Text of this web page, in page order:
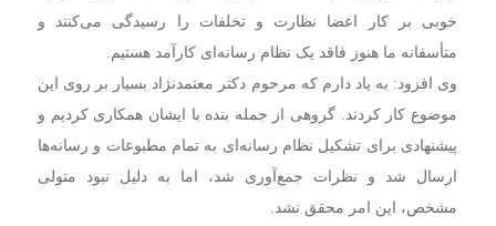
خوبی بر کار اعضا نظارت و تخلفات را رسیدگی می‌کنند و
متأسفانه ما هنوز فاقد یک نظام رسانه‌ای کارآمد هستیم.
وی افزود: به یاد دارم که مرحوم دکتر معتمدنژاد بسیار بر روی این
موضوع کار کردند. گروهی از جمله بنده با ایشان همکاری کردیم و
پیشنهادی برای تشکیل نظام رسانه‌ای به تمام مطبوعات و رسانه‌ها
ارسال شد و نظرات جمع‌آوری شد، اما به دلیل نبود متولی
مشخص، این امر محقق نشد.